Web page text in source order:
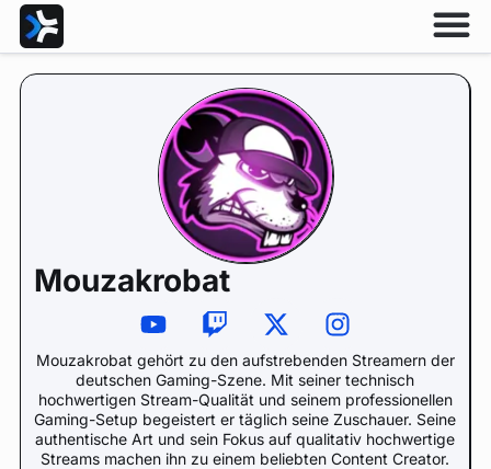
Mouzakrobat
Mouzakrobat gehört zu den aufstrebenden Streamern der
deutschen Gaming-Szene. Mit seiner technisch
hochwertigen Stream-Qualität und seinem professionellen
Gaming-Setup begeistert er täglich seine Zuschauer. Seine
authentische Art und sein Fokus auf qualitativ hochwertige
Streams machen ihn zu einem beliebten Content Creator.